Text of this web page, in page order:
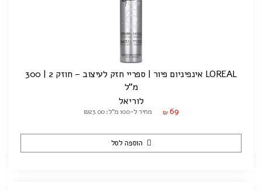
LOREAL אינפיניום פיור | ספריי חזק לעיצוב – חוזק 2 | 300
מ"ל
לוריאל
₪ 69 מחיר ל-100 מ"ל: ₪23.00
הוספה לסל